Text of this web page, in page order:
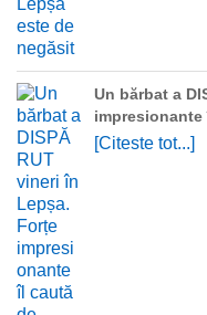
Un bărbat a
[Citeste tot...]